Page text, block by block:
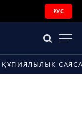
РУС
ҚҰПИЯЛЫЛЫҚ